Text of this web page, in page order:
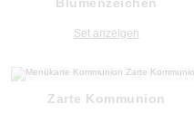
Set anzeigen
Zarte Kommunion